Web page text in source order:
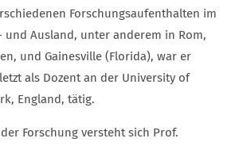
Forschungsaufenthalten im
und Ausland, unter anderem in Rom,
und Gainesville (Florida), war er
als Dozent an der University of
England, tätig.
Forschung versteht sich Prof.